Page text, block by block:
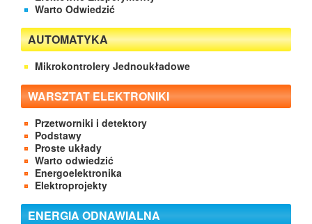
Warto Odwiedzić
AUTOMATYKA
Mikrokontrolery Jednoukładowe
WARSZTAT ELEKTRONIKI
Przetworniki i detektory
Podstawy
Proste układy
Warto odwiedzić
Energoelektronika
Elektroprojekty
ENERGIA ODNAWIALNA